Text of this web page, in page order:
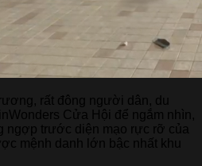
rất đông người dân, du
Cửa Hội để ngắm nhìn,
ngợp trước diện mạo rực rỡ của
mệnh danh lớn bậc nhất khu